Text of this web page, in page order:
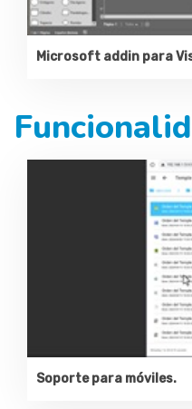
Microsoft addin para
Soporte para móviles.